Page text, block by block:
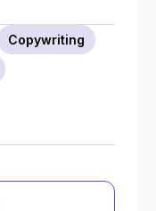
Copywriting